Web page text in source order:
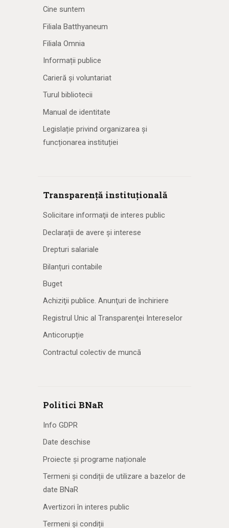
Cine suntem
Filiala Batthyaneum
Filiala Omnia
Informații publice
Carieră și voluntariat
Turul bibliotecii
Manual de identitate
Legislație privind organizarea și
funcționarea instituției
Transparență instituțională
Solicitare informaţii de interes public
Declarații de avere și interese
Drepturi salariale
Bilanțuri contabile
Buget
Achiziţii publice. Anunţuri de închiriere
Registrul Unic al Transparenţei Intereselor
Anticorupție
Contractul colectiv de muncă
Politici BNaR
Info GDPR
Date deschise
Proiecte și programe naționale
Termeni și condiții de utilizare a bazelor de
date BNaR
Avertizori în interes public
Termeni și condiții